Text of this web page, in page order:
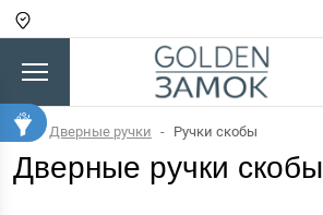
Дверные ручки Ручки скобы
Дверные ручки скобы